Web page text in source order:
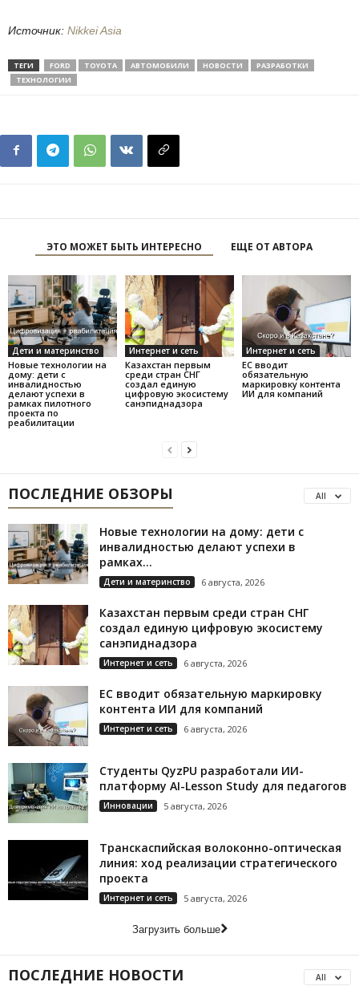
Источник: Nikkei Asia
ТЕГИ FORD TOYOTA АВТОМОБИЛИ НОВОСТИ
РАЗРАБОТКИ
ТЕХНОЛОГИИ
ЭТО МОЖЕТ БЫТЬ ИНТЕРЕСНО ЕЩЕ ОТ АВТОРА
Дети и материнство
Новые технологии на
дому: дети с
инвалидностью
делают успехи в
рамках пилотного
проекта по
реабилитации
Интернет и сеть
Казахстан первым
среди стран СНГ
создал единую
цифровую экосистему
санэпиднадзора
Интернет и сеть
ЕС вводит
обязательную
маркировку контента
ИИ для компаний
ПОСЛЕДНИЕ ОБЗОРЫ All
Новые технологии на дому: дети с
инвалидностью делают успехи в
рамках...
Дети и материнство 6 августа, 2026
Казахстан первым среди стран СНГ
создал единую цифровую экосистему
санэпиднадзора
Интернет и сеть 6 августа, 2026
ЕС вводит обязательную маркировку
контента ИИ для компаний
Интернет и сеть 6 августа, 2026
Студенты QyzPU разработали ИИ-
платформу AI-Lesson Study для педагогов
Инновации 5 августа, 2026
Транскаспийская волоконно-оптическая
линия: ход реализации стратегического
проекта
Интернет и сеть 5 августа, 2026
Загрузить больше
ПОСЛЕДНИЕ НОВОСТИ All